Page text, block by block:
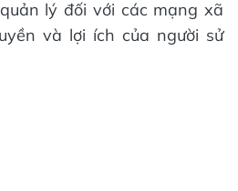
lý đối với các mạng xã
và lợi ích của người sử